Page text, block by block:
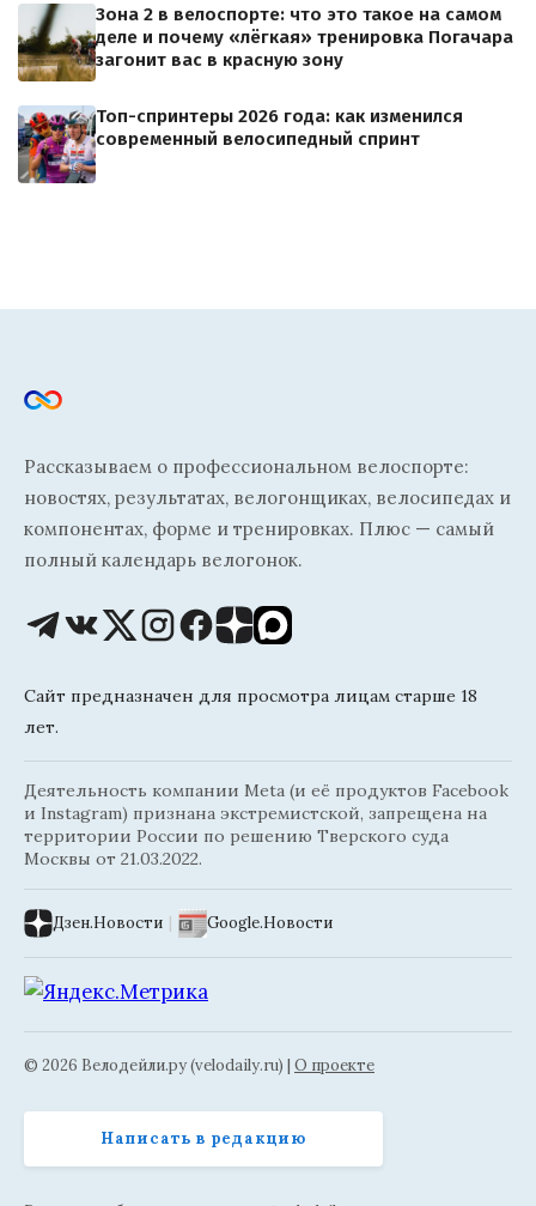
Зона 2 в велоспорте: что это такое на самом
деле и почему «лёгкая» тренировка Погачара
загонит вас в красную зону
Топ-спринтеры 2026 года: как изменился
современный велосипедный спринт
Рассказываем о профессиональном велоспорте:
новостях, результатах, велогонщиках, велосипедах и
компонентах, форме и тренировках. Плюс — самый
полный календарь велогонок.
Сайт предназначен для просмотра лицам старше 18
лет.
Деятельность компании Meta (и её продуктов Facebook
и Instagram) признана экстремистской, запрещена на
территории России по решению Тверского суда
Москвы от 21.03.2022.
Дзен.Новости | Google.Новости
© 2026 Велодейли.ру (velodaily.ru) | О проекте
Написать в редакцию